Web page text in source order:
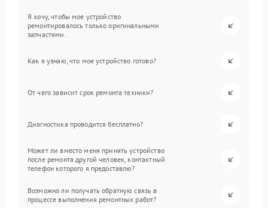
Я хочу, чтобы мое устройство
ремонтировалось только оригинальными
запчастями.
Как я узнаю, что мое устройство готово?
От чего зависит срок ремонта техники?
Диагностика проводится бесплатно?
Может ли вместо меня принять устройство
после ремонта другой человек, контактный
телефон которого я предоставлю?
Возможно ли получать обратную связь в
процессе выполнения ремонтных работ?